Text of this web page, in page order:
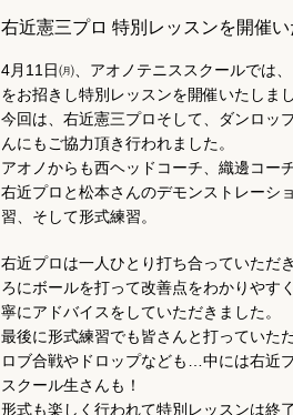
右近憲三プロ 特別レッスンを開催
4月11日㈪、アオノテニススクールで
をお招きし特別レッスンを開催いたしま
今回は、右近憲三プロそして、ダンロッ
んにもご協力頂き行われました。
アオノからも西ヘッドコーチ、織邊コー
右近プロと松本さんのデモンストレーシ
習、そして形式練習。
右近プロは一人ひとり打ち合っていただ
ろにボールを打って改善点をわかりやす
寧にアドバイスをしていただきました。
最後に形式練習でも皆さんと打っていた
ロブ合戦やドロップなども…中には右近
スクール生さんも！
形式も楽しく行われて特別レッスンは終